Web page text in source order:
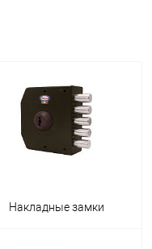
Накладные замки